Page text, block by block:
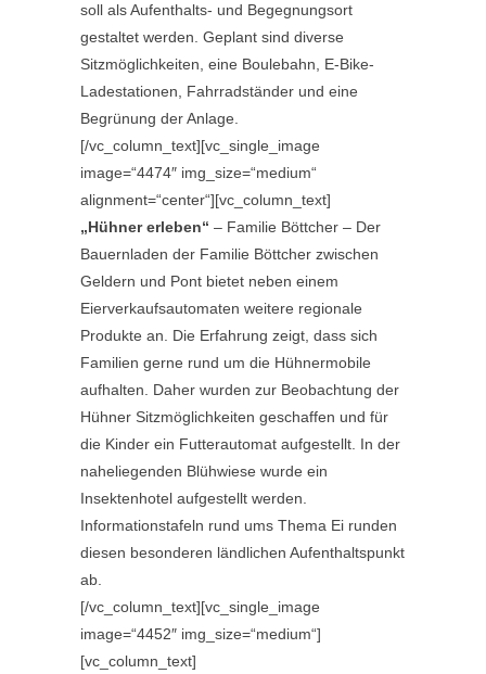
soll als Aufenthalts- und Begegnungsort
gestaltet werden. Geplant sind diverse
Sitzmöglichkeiten, eine Boulebahn, E-Bike-
Ladestationen, Fahrradständer und eine
Begrünung der Anlage.
[/vc_column_text][vc_single_image
image=“4474″ img_size=“medium“
alignment=“center“][vc_column_text]
„Hühner erleben“ – Familie Böttcher – Der
Bauernladen der Familie Böttcher zwischen
Geldern und Pont bietet neben einem
Eierverkaufsautomaten weitere regionale
Produkte an. Die Erfahrung zeigt, dass sich
Familien gerne rund um die Hühnermobile
aufhalten. Daher wurden zur Beobachtung der
Hühner Sitzmöglichkeiten geschaffen und für
die Kinder ein Futterautomat aufgestellt. In der
naheliegenden Blühwiese wurde ein
Insektenhotel aufgestellt werden.
Informationstafeln rund ums Thema Ei runden
diesen besonderen ländlichen Aufenthaltspunkt
ab.
[/vc_column_text][vc_single_image
image=“4452″ img_size=“medium“]
[vc_column_text]